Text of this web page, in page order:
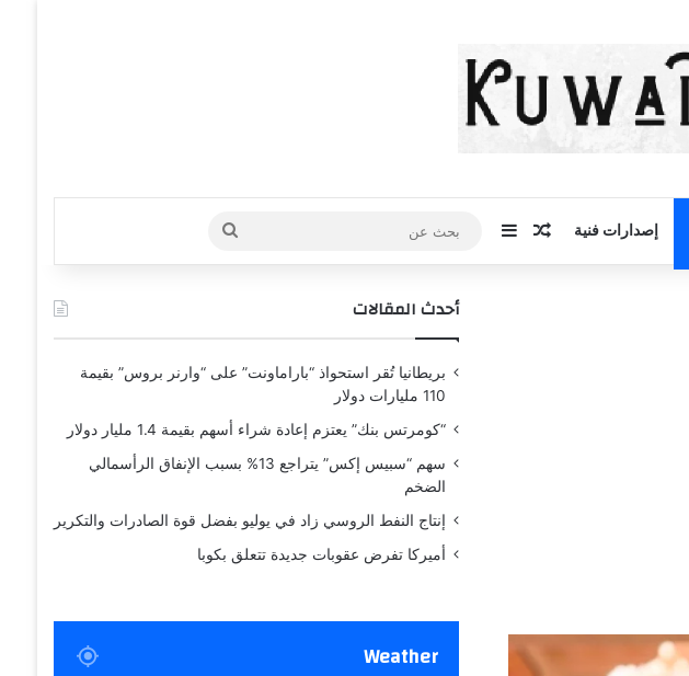
إصدارات فنية مقال عشوائي
إضافة عمود جانبي
بحث
عن
أحدث المقالات
بريطانيا تُقر استحواذ “باراماونت” على “وارنر بروس” بقيمة
110 مليارات دولار
“كومرتس بنك” يعتزم إعادة شراء أسهم بقيمة 1.4 مليار دولار
سهم “سبيس إكس” يتراجع 13% بسبب الإنفاق الرأسمالي
الضخم
إنتاج النفط الروسي زاد في يوليو بفضل قوة الصادرات والتكرير
أميركا تفرض عقوبات جديدة تتعلق بكوبا
Weather